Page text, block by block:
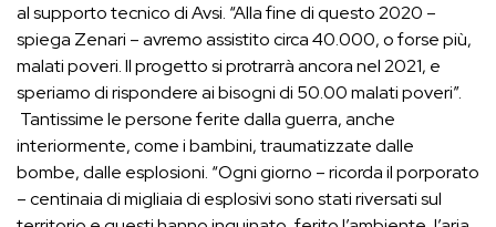
al supporto tecnico di Avsi. “Alla fine di questo 2020 –
spiega Zenari – avremo assistito circa 40.000, o forse più,
malati poveri. Il progetto si protrarrà ancora nel 2021, e
speriamo di rispondere ai bisogni di 50.00 malati poveri”.
Tantissime le persone ferite dalla guerra, anche
interiormente, come i bambini, traumatizzate dalle
bombe, dalle esplosioni. “Ogni giorno – ricorda il porporato
– centinaia di migliaia di esplosivi sono stati riversati sul